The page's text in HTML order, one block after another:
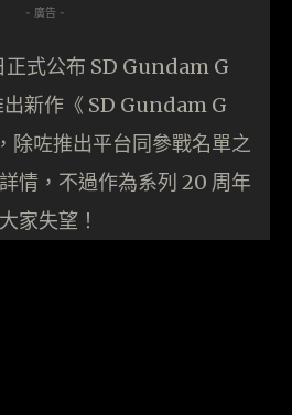
- 廣告 -
式公布 SD Gundam G
新作《 SD Gundam G
除咗推出平台同參戰名單之
情，不過作為系列 20 周年
家失望！